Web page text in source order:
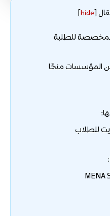
[
hide
]
المخصصة للطلبة
المؤسسات منحًا
للطلاب
3-